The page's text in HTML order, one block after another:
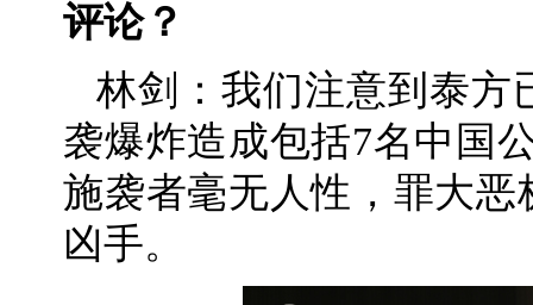
评论？
林剑：我们注意到泰方
袭爆炸造成包括7名中国
施袭者毫无人性，罪大
凶手。